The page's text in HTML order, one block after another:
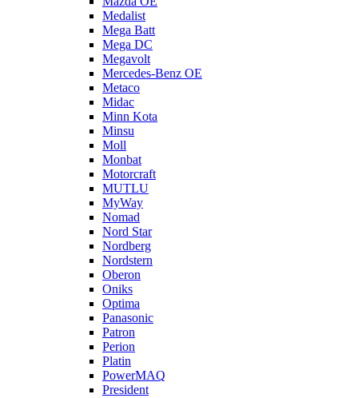
Medalist
Mega Batt
Mega DC
Megavolt
Mercedes-Benz OE
Metaco
Midac
Minn Kota
Minsu
Moll
Monbat
Motorcraft
MUTLU
MyWay
Nomad
Nord Star
Nordberg
Nordstern
Oberon
Oniks
Optima
Panasonic
Patron
Perion
Platin
PowerMAQ
President